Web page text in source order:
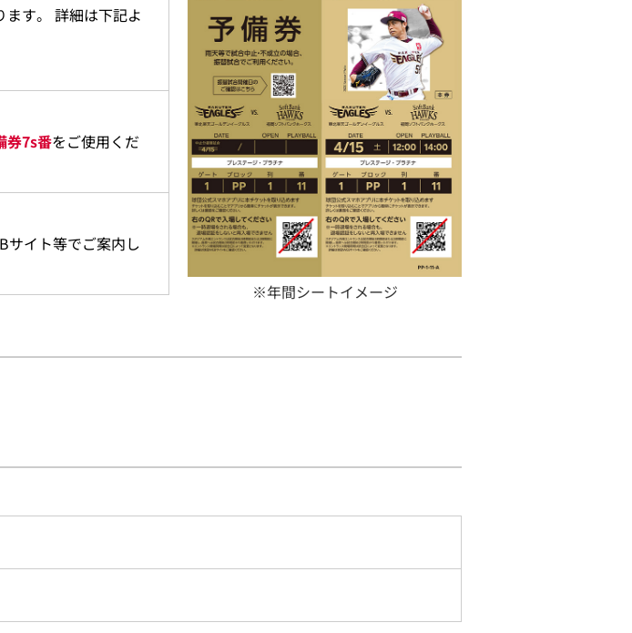
す。 詳細は下記よ
券7s番をご使用くだ
サイト等でご案内し
※年間シートイメージ